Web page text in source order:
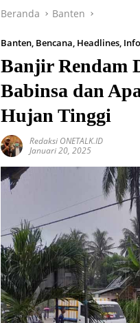
Beranda Banten
Banten, Bencana, Headlines,
Banjir Rendam
Babinsa dan
Hujan Tinggi
Redaksi ONETALK.ID
Januari 20, 2025